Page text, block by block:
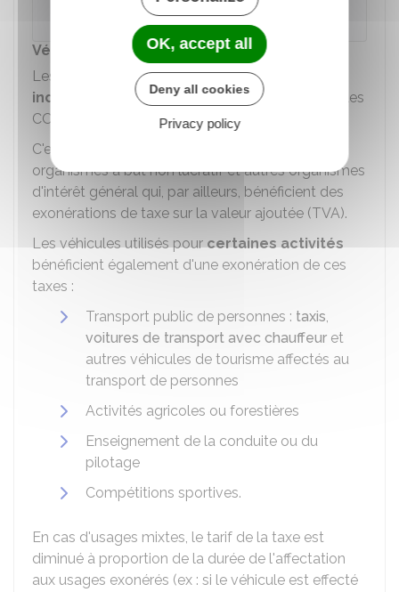
concernés par ces taxes.
Véhicules exonérés
Les véhicules affectés à desentreprises
individuelles
sontexonérésdes taxes annuelles
CO
C'est également le cas des véhicules des
organismes à but non lucratif et autres organismes
d'intérêt général qui, par ailleurs, bénéficient des
exonérations de taxe sur la valeur ajoutée (TVA).
Les véhicules utilisés pourcertaines activités
bénéficient également d'une exonération de ces
taxes :
Transport public de personnes : taxis,
voitures de transport avec chauffeur et
autres véhicules de tourisme affectés au
transport de personnes
Activités agricoles ou forestières
Enseignement de la conduite ou du
pilotage
Compétitions sportives.
En cas d'usages mixtes, le tarif de la taxe est
diminué à proportion de la durée de l'affectation
aux usages exonérés (ex : si le véhicule est effecté
OK, accept all
Deny all cookies
Privacy policy